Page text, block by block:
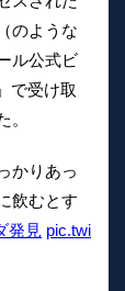
のような
ル公式ビ
で受け取
かりあっ
飲むとす
発見 pic.twi